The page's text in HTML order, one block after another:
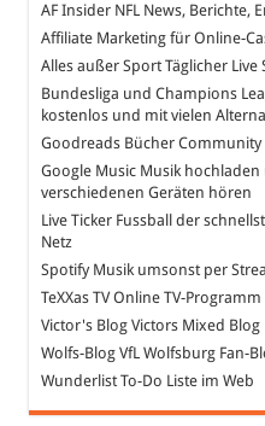
AF InsiderNFL News, Berichte,
Affiliate Marketingfür Online-
Alles außer SportTäglicher Live
Bundesliga und Champions
kostenlos und mit vielen
GoodreadsBücher Community
Google MusicMusik hochladen
verschiedenen Geräten hören
Live Ticker Fussball
der
Netz
SpotifyMusik umsonst per
TeXXas TVOnline TV-Programm
Victor's BlogVictors Mixed Blog
Wolfs-BlogVfL Wolfsburg Fan-
WunderlistTo-Do Liste im Web